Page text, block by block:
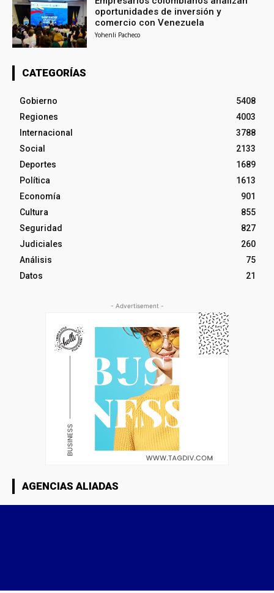
oportunidades de inversión y
comercio con Venezuela
Yohenli Pacheco
CATEGORÍAS
Gobierno
5408
Regiones
4003
Internacional
3788
Social
2133
Deportes
1689
Política
1613
Economía
901
Cultura
855
Seguridad
827
Judiciales
260
Análisis
75
Datos
21
- Advertisement -
AGENCIAS ALIADAS